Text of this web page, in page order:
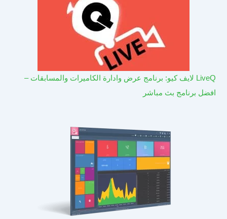
LiveQ لايف كيو: برنامج عرض وادارة الكاميرات والمسابقات –
افضل برنامج بث مباشر